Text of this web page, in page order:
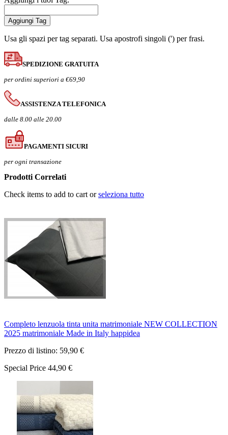
Aggiungi Tag
Usa gli spazi per tag separati. Usa apostrofi singoli (') per frasi.
SPEDIZIONE GRATUITA
per ordini superiori a €69,90
ASSISTENZA TELEFONICA
dalle 8.00 alle 20.00
PAGAMENTI SICURI
per ogni transazione
Prodotti Correlati
Check items to add to cart orseleziona tutto
Completo lenzuola tinta unita matrimoniale NEW COLLECTION
2025 matrimoniale Made in Italy happidea
Prezzo di listino: 59,90 €
Special Price 44,90 €